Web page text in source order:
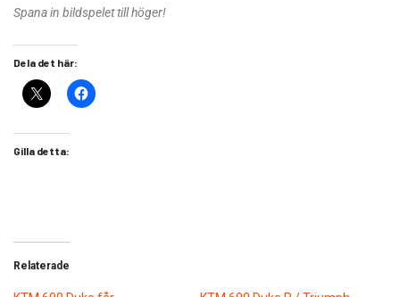
Spana in bildspelet till höger!
Dela det här:
Gilla detta:
Relaterade